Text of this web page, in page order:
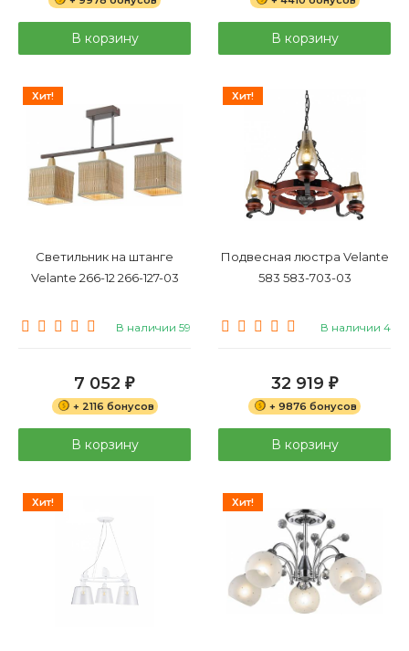
В корзину В корзину
Хит!
Светильник на штанге
Velante 266-12 266-127-03
В наличии 59
7 052 ₽
+ 2116 бонусов
В корзину
Хит!
Подвесная люстра Velante
583 583-703-03
В наличии 4
32 919 ₽
+ 9876 бонусов
В корзину
Хит! Хит!